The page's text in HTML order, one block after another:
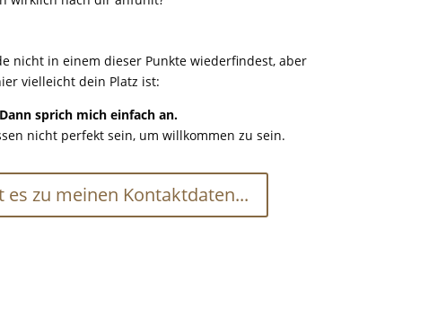
nicht in einem dieser Punkte wiederfindest, aber
vielleicht dein Platz ist:
Dann sprich mich einfach an.
nicht perfekt sein, um willkommen zu sein.
es zu meinen Kontaktdaten...